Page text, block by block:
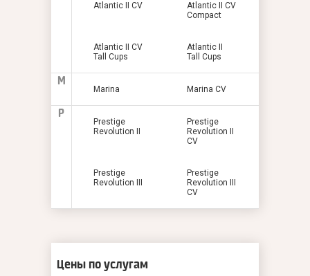
Atlantic II CV
Atlantic II CV
Compact
Atlantic II CV
Tall Cups
Atlantic II
Tall Cups
M
Marina Marina CV
P
Prestige
Revolution II
Prestige
Revolution II
CV
Prestige
Revolution III
Prestige
Revolution III
CV
Цены по услугам